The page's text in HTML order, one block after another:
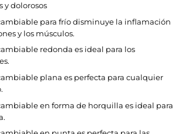
y dolorosos
para frío disminuye la inflamación
y los músculos.
redonda es ideal para los
plana es perfecta para cualquier
en forma de horquilla es ideal para